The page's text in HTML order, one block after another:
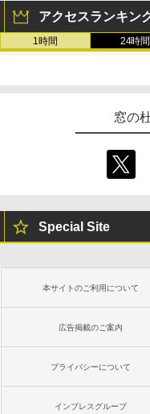
レ
整
き
アクセスランキン
1時間 24時間
窓の
Special Site
本サイトのご利用について
広告掲載のご案内
プライバシーについて
インプレスグループ